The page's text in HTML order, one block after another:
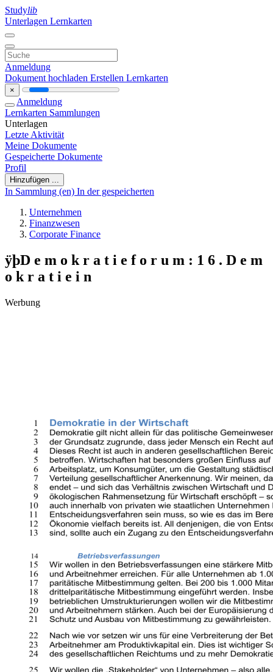
Studylib
Unterlagen Lernkarten
Anmeldung
Dokument hochladen Erstellen Lernkarten
×
Anmeldung
Lernkarten Sammlungen
Unterlagen
Letzte Aktivität
Meine Dokumente
Gespeicherte Dokumente
Profil
Hinzufügen ...
In Sammlung (en) In der gespeicherten
Unternehmen
Finanzwesen
Corporate Finance
ÿþD e m o k r a t i e f o r u m : 1 6 . D e m
o k r a t i e i n
Werbung